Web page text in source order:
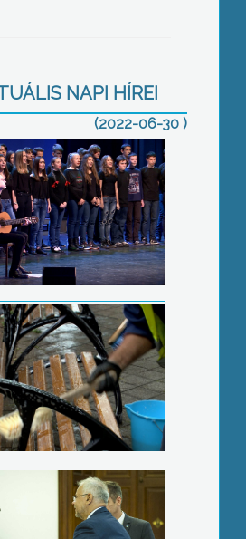
NAPI HÍREI
(2022-06-30 )
belvárosi padokat
a könyvtár élén
a közúti balesetek